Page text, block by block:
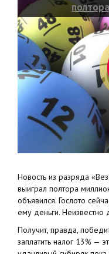
лотерее
Новость из разряда
выиграл полтора
объявился. Гослото
ему деньги.
Получит, правда,
заплатить налог 13% —